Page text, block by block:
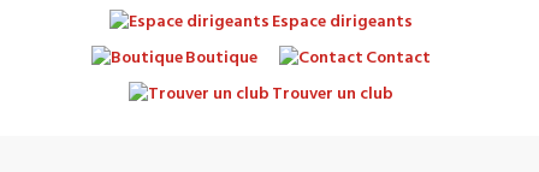
Espace dirigeants
Boutique
Contact
Trouver un club